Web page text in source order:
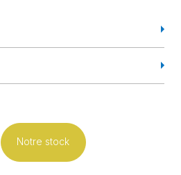
Notre stock